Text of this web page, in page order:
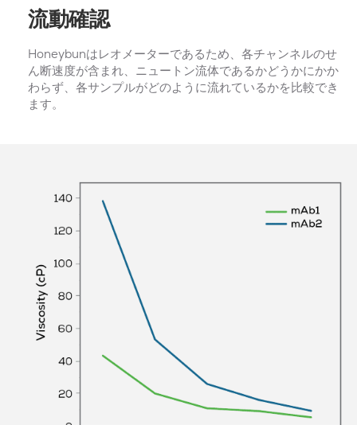
流動確認
Honeybunはレオメーターであるため、各チャンネルのせ
ん断速度が含まれ、ニュートン流体であるかどうかにかか
わらず、各サンプルがどのように流れているかを比較でき
ます。